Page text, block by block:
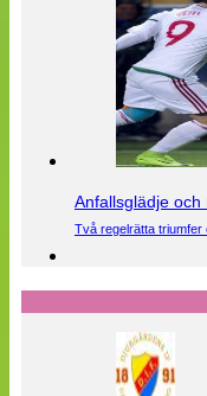
Anfallsglädje
Två regelrätta